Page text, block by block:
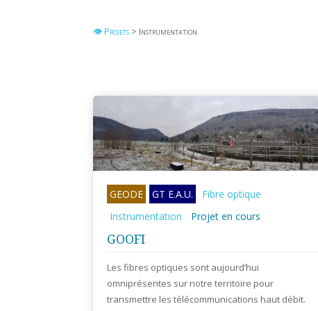
👁 Projets > Instrumentation
GEODE GT E.A.U.
Fibre optique
Instrumentation
Projet en cours
GOOFI
Les fibres optiques sont aujourd’hui
omniprésentes sur notre territoire pour
transmettre les télécommunications haut débit.